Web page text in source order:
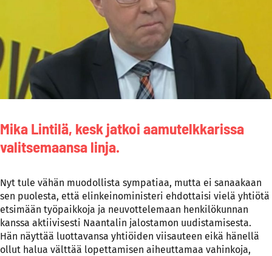
Mika Lintilä, kesk jatkoi aamutelkkarissa
valitsemaansa linja.
Nyt tule vähän muodollista sympatiaa, mutta ei sanaakaan
sen puolesta, että elinkeinoministeri ehdottaisi vielä yhtiötä
etsimään työpaikkoja ja neuvottelemaan henkilökunnan
kanssa aktiivisesti Naantalin jalostamon uudistamisesta.
Hän näyttää luottavansa yhtiöiden viisauteen eikä hänellä
ollut halua välttää lopettamisen aiheuttamaa vahinkoja,